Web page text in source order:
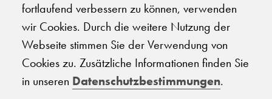
4.7 ★★★★★
★★★★★
© 2026 Carplanet Galliker
fortlaufend verbessern zu können, verwenden
wir Cookies. Durch die weitere Nutzung der
Webseite stimmen Sie der Verwendung von
Cookies zu. Zusätzliche Informationen finden Sie
in unseren Datenschutzbestimmungen.